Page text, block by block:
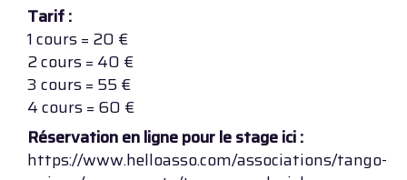
Tarif :
1 cours = 20 €
2 cours = 40 €
3 cours = 55 €
4 cours = 60 €
Réservation en ligne pour le stage ici :
https://www.helloasso.com/associations/tango-